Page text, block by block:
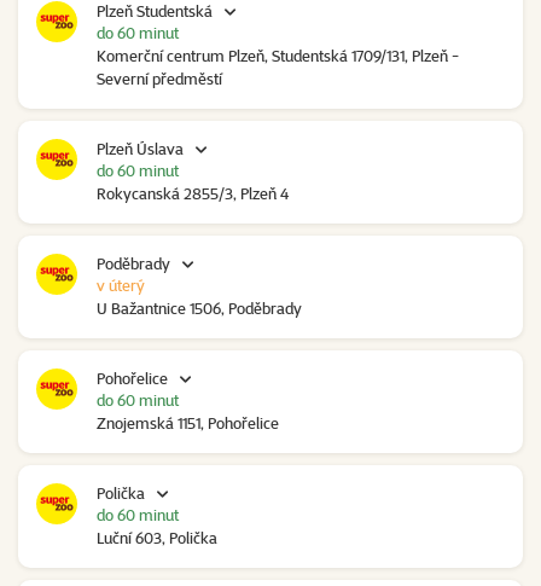
Plzeň Studentská
Komerční centrum Plzeň, Studentská 1709/131, Plzeň -
Severní předměstí
do 60 minut
Plzeň Úslava
Rokycanská 2855/3, Plzeň 4
do 60 minut
Poděbrady
U Bažantnice 1506, Poděbrady
v úterý
Pohořelice
Znojemská 1151, Pohořelice
do 60 minut
Polička
Luční 603, Polička
do 60 minut